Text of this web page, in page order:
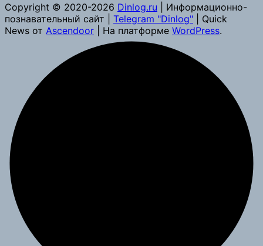
Copyright © 2020-2026 Dinlog.ru | Информационно-
познавательный сайт | Telegram "Dinlog" | Quick
News от Ascendoor | На платформе WordPress.